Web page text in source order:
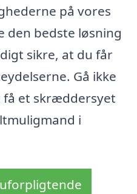
på vores
den bedste løsning
sikre, at du får
Gå ikke
få et skræddersyet
i